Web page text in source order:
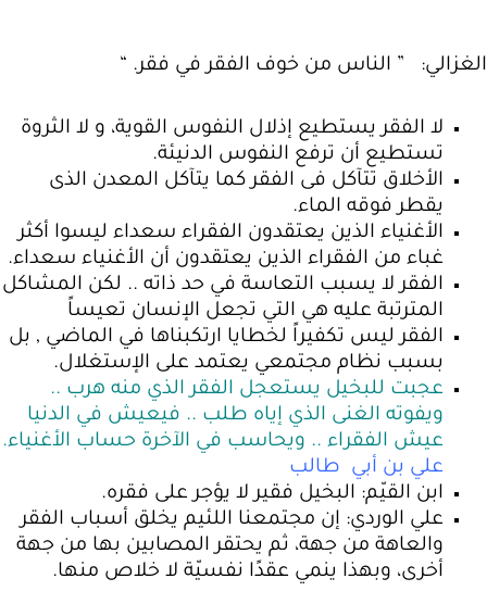
الغزالي: ” الناس من خوف الفقر في فقر. “
لا الفقر يستطيع إذلال النفوس القوية، و لا الثروة
تستطيع أن ترفع النفوس الدنيئة.
الأخلاق تتآكل فى الفقر كما يتآكل المعدن الذى
يقطر فوقه الماء.
الأغنياء الذين يعتقدون الفقراء سعداء ليسوا أكثر
غباء من الفقراء الذين يعتقدون أن الأغنياء سعداء.
الفقر لا يسبب التعاسة في حد ذاته .. لكن المشاكل
المترتبة عليه هي التي تجعل الإنسان تعيساً
الفقر ليس تكفيراً لخطايا ارتكبناها في الماضي , بل
بسبب نظام مجتمعي يعتمد على الإستغلال.
عجبت للبخيل يستعجل الفقر الذي منه هرب ..
ويفوته الغنى الذي إياه طلب .. فيعيش في الدنيا
عيش الفقراء .. ويحاسب في الآخرة حساب الأغنياء.
علي بن أبي طالب
ابن القيّم: البخيل فقير لا يؤجر على فقره.
علي الوردي: إن مجتمعنا اللئيم يخلق أسباب الفقر
والعاهة من جهة، ثم يحتقر المصابين بها من جهة
أخرى، وبهذا ينمي عقدًا نفسيّة لا خلاص منها.